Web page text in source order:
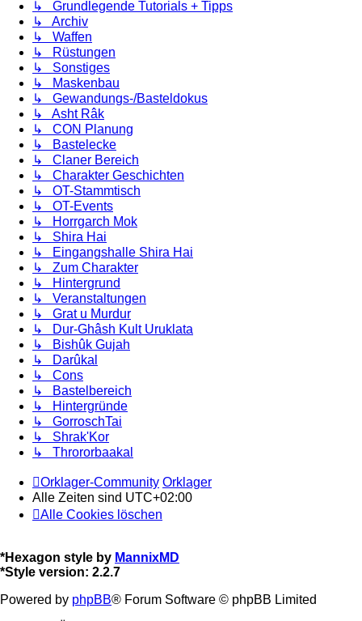
↳ Grundlegende Tutorials + Tipps
↳ Archiv
↳ Waffen
↳ Rüstungen
↳ Sonstiges
↳ Maskenbau
↳ Gewandungs-/Basteldokus
↳ Asht Râk
↳ CON Planung
↳ Bastelecke
↳ Claner Bereich
↳ Charakter Geschichten
↳ OT-Stammtisch
↳ OT-Events
↳ Horrgarch Mok
↳ Shira Hai
↳ Eingangshalle Shira Hai
↳ Zum Charakter
↳ Hintergrund
↳ Veranstaltungen
↳ Grat u Murdur
↳ Dur-Ghâsh Kult Uruklata
↳ Bishûk Gujah
↳ Darûkal
↳ Cons
↳ Bastelbereich
↳ Hintergründe
↳ GorroschTai
↳ Shrak'Kor
↳ Thrororbaakal
Orklager-Community Orklager
Alle Zeiten sind UTC+02:00
Alle Cookies löschen
*Hexagon style by MannixMD
*Style version: 2.2.7
Powered by phpBB® Forum Software © phpBB Limited